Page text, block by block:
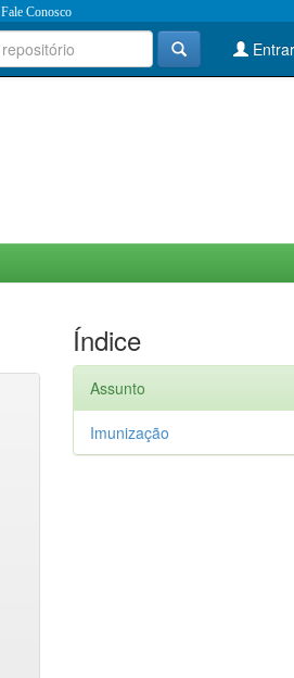
Fale Conosco
Índice
Assunto
Imunização